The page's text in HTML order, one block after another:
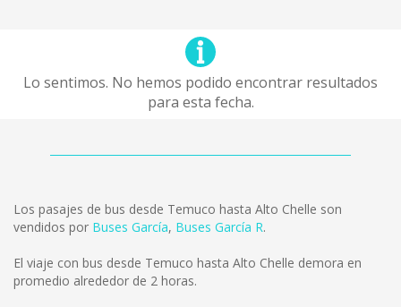
Lo sentimos. No hemos podido encontrar resultados
para esta fecha.
Los pasajes de bus desde Temuco hasta Alto Chelle son
vendidos por Buses García, Buses García R.
El viaje con bus desde Temuco hasta Alto Chelle demora en
promedio alrededor de 2 horas.